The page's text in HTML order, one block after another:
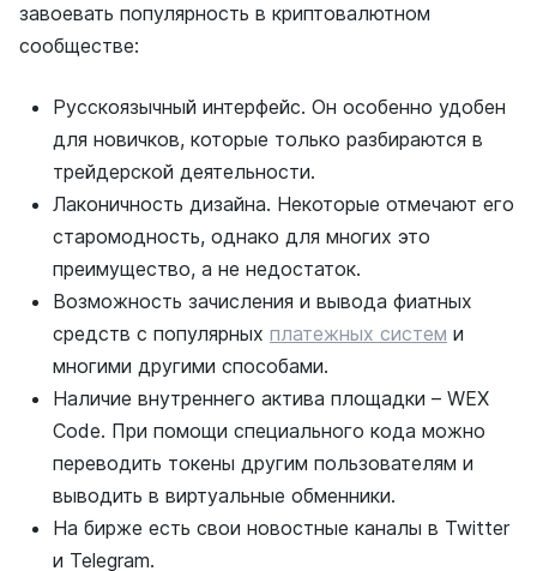
завоевать популярность в криптовалютном
сообществе:
Русскоязычный интерфейс. Он особенно удобен
для новичков, которые только разбираются в
трейдерской деятельности.
Лаконичность дизайна. Некоторые отмечают его
старомодность, однако для многих это
преимущество, а не недостаток.
Возможность зачисления и вывода фиатных
средств с популярных платежных систем и
многими другими способами.
Наличие внутреннего актива площадки – WEX
Code. При помощи специального кода можно
переводить токены другим пользователям и
выводить в виртуальные обменники.
На бирже есть свои новостные каналы в Twitter
и Telegram.